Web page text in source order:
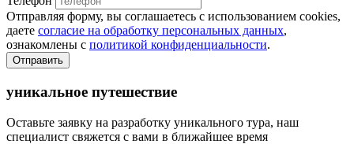
Отправляя форму, вы соглашаетесь с использованием cookies,
даете согласие на обработку персональных данных,
ознакомлены с политикой конфиденциальности.
Отправить
уникальное путешествие
Оставьте заявку на разработку уникального тура, наш
специалист свяжется с вами в ближайшее время